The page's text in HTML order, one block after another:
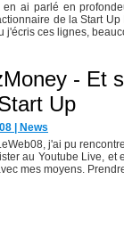
en ai parlé en
de la Start
j'écris ces lignes,
- Et
Up
News
j'ai pu
au Youtube Live, et
mes moyens.